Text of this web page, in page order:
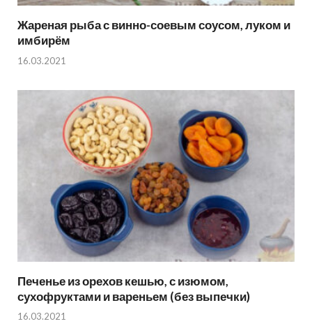
Жареная рыба с винно-соевым соусом, луком и
имбирём
16.03.2021
Печенье из орехов кешью, с изюмом,
сухофруктами и вареньем (без выпечки)
16.03.2021